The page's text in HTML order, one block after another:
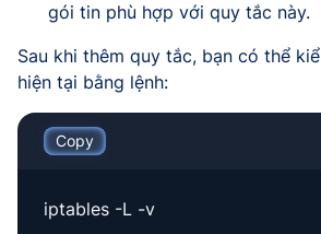
gói tin phù hợp với quy tắc này.
Sau khi thêm quy tắc, bạn có thể
hiện tại bằng lệnh:
Copy
iptables -L -v